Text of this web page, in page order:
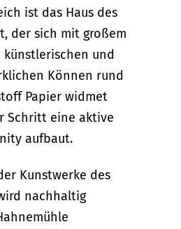
ist das Haus des
der sich mit großem
künstlerischen und
Können rund
Papier widmet
Schritt eine aktive
aufbaut.
Kunstwerke des
nachhaltig